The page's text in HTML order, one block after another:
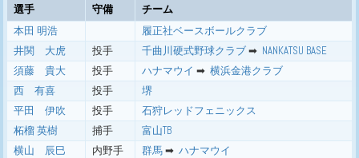
選手 守備
チーム
本田 明浩
履正社ベースボールクラブ
井関 大虎
投手 千曲川硬式野球クラブ➡ ︎ NANKATSU BASE
須藤 貴大
投手 ハナマウイ ➡ ︎ 横浜金港クラブ
西 有喜
投手
堺
平田 伊吹
投手
石狩レッドフェニックス
柘榴 英樹
捕手
富山TB
横山 辰巳
内野手 群馬➡ ︎ ハナマウイ